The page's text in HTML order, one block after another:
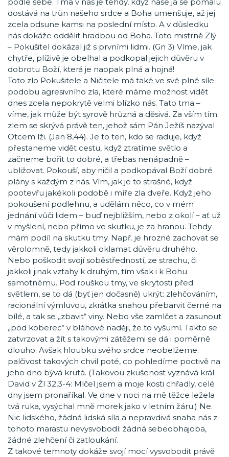
dostává na trůn našeho srdce a Boha umenšuje, až jej
zcela odsune kamsi na poslední místo. A v důsledku
nás dokáže oddělit hradbou od Boha. Toto mistrně Zlý
– Pokušitel dokázal již s prvními lidmi. (Gn 3) Víme, jak
chytře, plíživě je obelhal a podkopal jejich důvěru v
dobrotu Boží, která je naopak plná a hojná!
Toto zlo Pokušitele a Ničitele má také ve své plné síle
podobu agresivního zla, které máme možnost vidět
dnes zcela nepokrytě velmi blízko nás. Tato tma –
víme, jak může být syrově hrůzná a děsivá. Za vším tím
zlem se skrývá právě ten, jehož sám Pán Ježíš nazýval
Otcem lži. (Jan 8,44). Je to ten, kdo se raduje, když
přestaneme vidět cestu, když ztratíme světlo a
začneme bořit to dobré, a třebas nenápadně –
ubližovat. Pokouší, aby ničil a podkopával Boží dobré
plány s každým z nás. Vím, jak je to strašné, když
pootevřu jakékoli podobě i míře zla dveře. Když jeho
pokoušení podlehnu, a udělám něco, co v mém
jednání vůči lidem – buď nejbližším, nebo z okolí – ať už
v myšlení, nebo přímo ve skutku, je za hranou. Tehdy
mám podíl na skutku tmy. Např. je hrozné zachovat se
věrolomně, tedy jakkoli oklamat důvěru druhého.
Nebo poškodit svojí soběstředností, ze strachu, či
jakkoli jinak vztahy k druhým, tím však i k Bohu
samotnému. Pod rouškou tmy, ve skrytosti před
světlem, se to dá (byť jen dočasně) ukrýt: zlehčováním,
racionální výmluvou, zkrátka snahou přebarvit černé na
bílé, a tak se „zbavit“ viny. Nebo vše zamlčet a zasunout
„pod koberec“ v bláhové naději, že to vyšumí. Takto se
zatvrzovat a žít s takovými zátěžemi se dá i poměrně
dlouho. Avšak hloubku svého srdce neobelžeme:
palčivost takových chvil poté, co pohledíme poctivě na
jeho dno bývá krutá. (Takovou zkušenost vyznává král
David v Žl 32,3-4: Mlčel jsem a moje kosti chřadly, celé
dny jsem pronaříkal. Ve dne v noci na mě těžce ležela
tvá ruka, vysýchal mně morek jako v letním žáru.) Ne.
Nic lidského, žádná lidská síla a nepravdivá snaha nás z
tohoto marastu nevysvobodí: žádná sebeobhajoba,
žádné zlehčení či zatloukání.
Z takové temnoty dokáže svojí mocí vysvobodit právě